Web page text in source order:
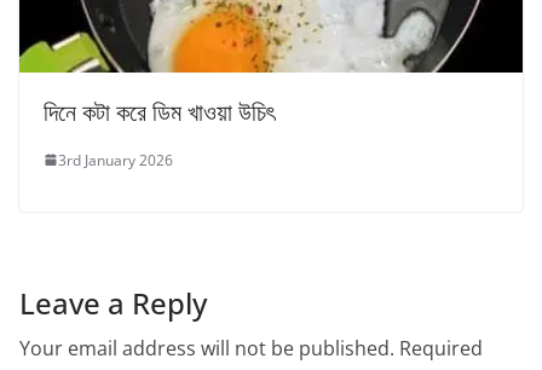
দিনে কটা করে ডিম খাওয়া উচিৎ
3rd January 2026
Leave a Reply
Your email address will not be published. Required